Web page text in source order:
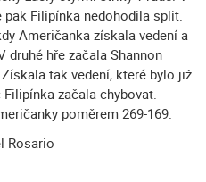
Filipínka nedohodila split.
Američanka získala vedení a
druhé hře začala Shannon
tak vedení, které bylo již
začala chybovat.
poměrem 269-169.
Rosario